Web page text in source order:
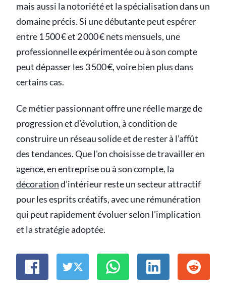
mais aussi la notoriété et la spécialisation dans un
domaine précis. Si une débutante peut espérer
entre 1 500 € et 2 000 € nets mensuels, une
professionnelle expérimentée ou à son compte
peut dépasser les 3 500 €, voire bien plus dans
certains cas.
Ce métier passionnant offre une réelle marge de
progression et d’évolution, à condition de
construire un réseau solide et de rester à l’affût
des tendances. Que l'on choisisse de travailler en
agence, en entreprise ou à son compte, la
décorationd’intérieur reste un secteur attractif
pour les esprits créatifs, avec une rémunération
qui peut rapidement évoluer selon l'implication
et la stratégie adoptée.